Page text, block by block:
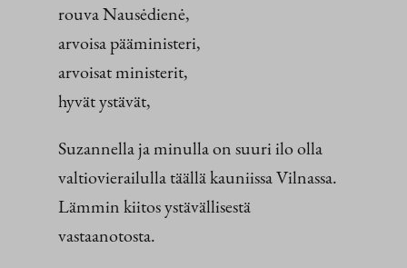
rouva Nausėdienė,
arvoisa pääministeri,
arvoisat ministerit,
hyvät ystävät,
Suzannella ja minulla on suuri ilo olla
valtiovierailulla täällä kauniissa Vilnassa.
Lämmin kiitos ystävällisestä
vastaanotosta.